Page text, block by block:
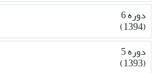
دوره 6
(1394)
دوره 5
(1393)